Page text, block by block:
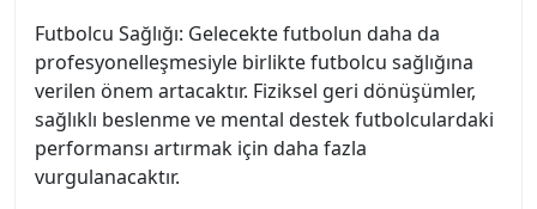
Futbolcu Sağlığı: Gelecekte futbolun daha da
profesyonelleşmesiyle birlikte futbolcu sağlığına
verilen önem artacaktır. Fiziksel geri dönüşümler,
sağlıklı beslenme ve mental destek futbolculardaki
performansı artırmak için daha fazla
vurgulanacaktır.